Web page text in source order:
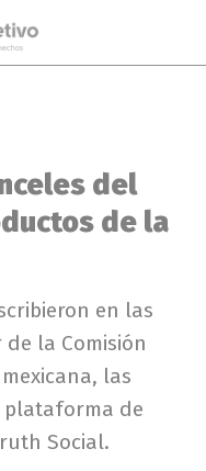
del
de la
en las
la Comisión
las
plataforma de
Social.